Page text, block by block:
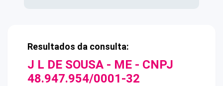
Resultados da consulta:
J L DE SOUSA - ME - CNPJ
48.947.954/0001-32